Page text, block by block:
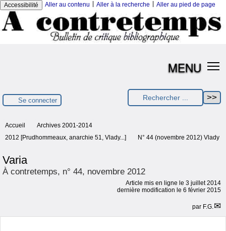
Accessibilité Aller au contenu Aller à la recherche Aller au pied de page
MENU
Se connecter
Accueil
Archives 2001-2014
2012 [Prudhommeaux, anarchie 51, Vlady...]
N° 44 (novembre 2012) Vlady
Varia
À contretemps, n° 44, novembre 2012
Article mis en ligne le 3 juillet 2014
dernière modification le 6 février 2015
par F.G.